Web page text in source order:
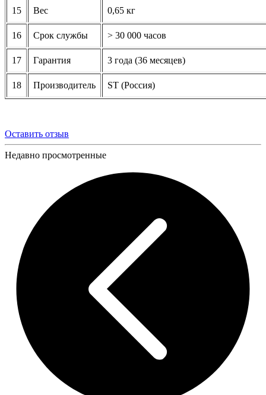
15 Вес 0,65 кг
16 Срок службы > 30 000 часов
17 Гарантия 3 года (36 месяцев)
18 Производитель ST (Россия)
Оставить отзыв
Недавно просмотренные